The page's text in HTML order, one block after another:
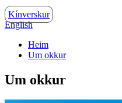
Kínverskur
English
Heim
Um okkur
Um okkur